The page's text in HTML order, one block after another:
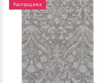
Распродажа